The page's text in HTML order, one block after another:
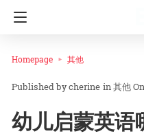
Homepage 其他
cherine in其他
幼儿启蒙英语